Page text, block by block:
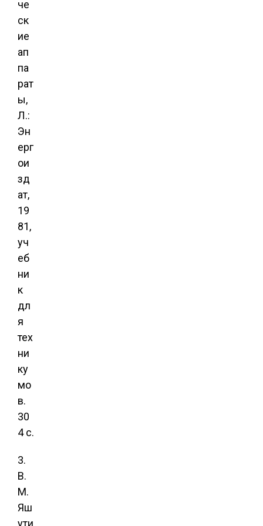
че
ск
ие
ап
па
рат
ы,
Л.:
Эн
ерг
ои
зд
ат,
19
81,
уч
еб
ни
к
дл
я
тех
ни
ку
мо
в.
30
4 с.
3.
В.
М.
Яш
ути